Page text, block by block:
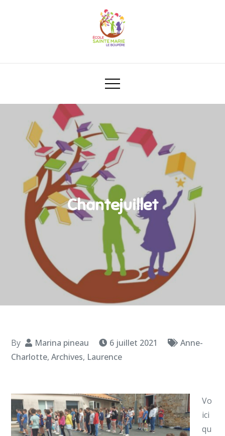
Chantejuillet
By Marina pineau 6 juillet 2021
Anne-
Charlotte,Archives, Laurence
Vo
ici
qu